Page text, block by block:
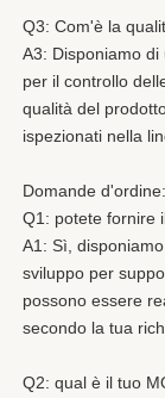
Q3: Com'è la
A3: Disponiamo
per il controllo
qualità del
ispezionati nella
Domande d'ordine:
Q1: potete fornire
A1: Sì,
sviluppo per
possono essere
secondo la tua
Q2: qual è il tuo